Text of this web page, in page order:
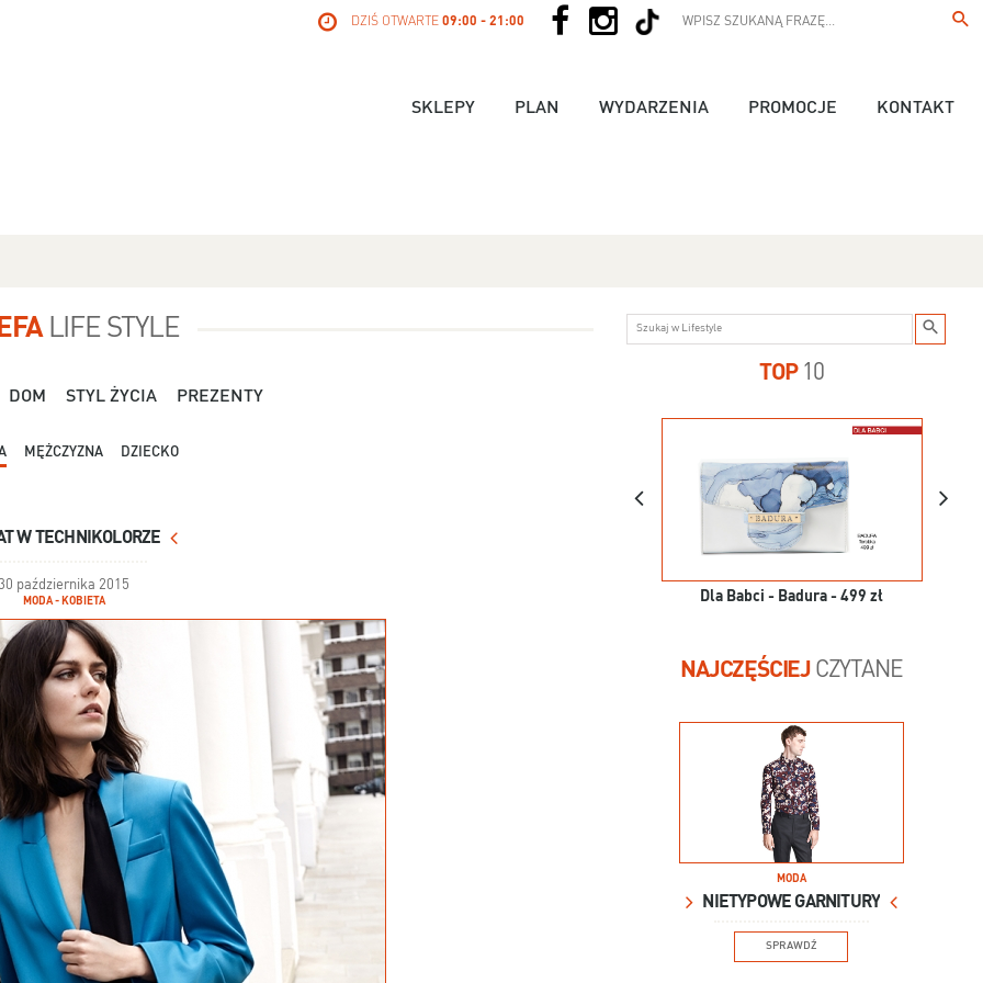
DZIŚ OTWARTE 09:00 - 21:00
SKLEPY PLAN WYDARZENIA PROMOCJE KONTAKT
LIFE STYLE
DOM STYL ŻYCIA PREZENTY
MĘŻCZYZNA DZIECKO
W TECHNIKOLORZE
października 2015
MODA - KOBIETA
TOP10
Dla Niej - Orsay - 119,99 zł
Dla Babci - Badura - 499 zł
NAJCZĘŚCIEJCZYTANE
MODA
NIETYPOWE GARNITURY
SPRAWDŹ